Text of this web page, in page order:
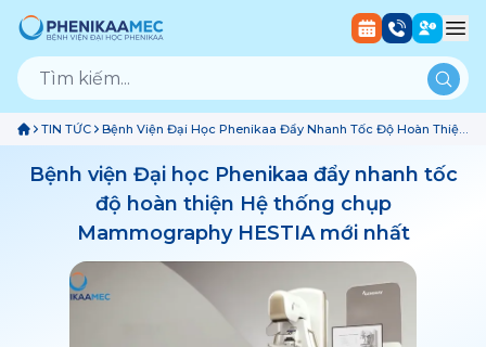
TIN TỨC
Bệnh Viện Đại Học Phenikaa Đẩy Nhanh Tốc Độ Hoàn Thiện
Hệ Thống Chụp Mammography HESTIA Mới Nhất
Bệnh viện Đại học Phenikaa đẩy nhanh tốc
độ hoàn thiện Hệ thống chụp
Mammography HESTIA mới nhất